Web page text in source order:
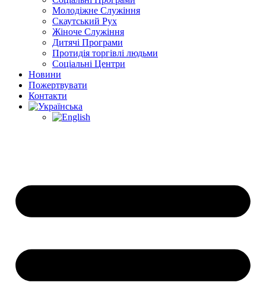
Молодіжне Служіння
Скаутський Рух
Жіноче Cлужіння
Дитячі Програми
Протидія торгівлі людьми
Соціальні Центри
Новини
Пожертвувати
Контакти